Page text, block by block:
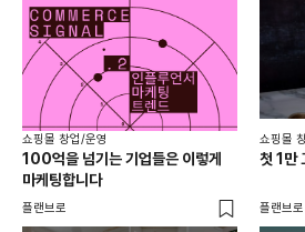
쇼핑몰 창업/운영
100억을 넘기는 기업들은 이렇게
마케팅합니다
플랜브로
쇼핑몰
첫 1만
플랜브로